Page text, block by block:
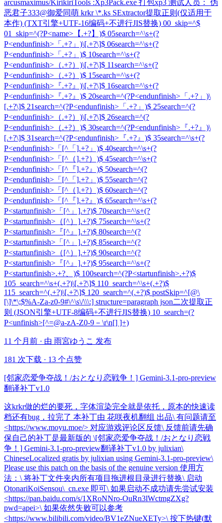
arcusmaximus/KirikiriTools :Xp3Pack.exe 打包xp3 测试人员： 伪
恶君子333@御爱同萌 krkr \*.ks SExtractor提取正则(仅适用于
本作) (TXT引擎+UTF-16编码+不进行JIS替换) 00_skip=^$
01_skip=^(?P<name>【.+?】)$ 05search=^\s+(?
P<endunfinish>「.+?」)\[.+?\]$ 06search=^\s+(?
P<endunfinish>「.+?」)$ 10search=^\s+(?
P<endunfinish>（.+?）)\[.+?\]$ 11search=^\s+(?
P<endunfinish>（.+?）)$ 15search=^\s+(?
P<endunfinish>『.+?』)\[.+?\]$ 16search=^\s+(?
P<endunfinish>『.+?』)$ 20search=^(?P<endunfinish>「.+?」)\
[.+?\]$ 21search=^(?P<endunfinish>「.+?」)$ 25search=^(?
P<endunfinish>（.+?）)\[.+?\]$ 26search=^(?
P<endunfinish>（.+?）)$ 30search=^(?P<endunfinish>『.+?』)\
[.+?\]$ 31search=^(?P<endunfinish>『.+?』)$ 35search=^\s+(?
P<endunfinish>「[^「].+?」)$ 40search=^\s+(?
P<endunfinish>「[^（].+?）)$ 45search=^\s+(?
P<endunfinish>「[^『].+?』)$ 50search=^(?
P<endunfinish>「[^「].+?」)$ 55search=^(?
P<endunfinish>「[^（].+?）)$ 60search=^(?
P<endunfinish>「[^『].+?』)$ 65search=^\s+(?
P<startunfinish>「[^」].+?)$ 70search=^\s+(?
P<startunfinish>（[^）].+?)$ 75search=^\s+(?
P<startunfinish>『[^』].+?)$ 80search=^(?
P<startunfinish>「[^」].+?)$ 85search=^(?
P<startunfinish>（[^）].+?)$ 90search=^(?
P<startunfinish>『[^』].+?)$ 95search=^\s+(?
P<startunfinish>.+?、)$ 100search=^(?P<startunfinish>.+?)$
105_search=^\s+(.+?)\[.+?\]$ 110_search=^\s+(.+?)$
115_search=^(.+?)\[.+?\]$ 120_search=^(.+?)$ postSkip=^[@\
[\]\*\;$%A-Za-z0-9#\^\s\/\\\:] structure=paragraph json二次提取正
则 (JSON引擎+UTF-8编码+不进行JIS替换) 10_search=(?
P<unfinish>[^=@a-zA-Z0-9－\r\n[] ]+)
11 个月前 · 由 雨宮ゆうこ 发布
181 次下载 · 13 个点赞
[邻家恋爱争夺战！/おとなり恋戦争！] Gemini-3.1-pro-preview
翻译补丁v1.0
这krkr做的烂的要死，字体渲染完全就是依托，原本的快速读
档还有bug，拉完了 本补丁由 花咲夜机翻组 出品\ 有问题请至
<https://www.moyu.moe/> 对应游戏评论区反馈\ 反馈前请先确
保自己的补丁是最新版的 \[邻家恋爱争夺战！/おとなり恋戦
争！] Gemini-3.1-pro-preview翻译补丁v1.0 by julixian\
ChineseLocalized gratis by julixian using Gemini-3.1-pro-preview\
Please use this patch on the basis of the genuine version 使用方
法：\ 将补丁文件夹内所有项目拖进根目录进行替换\ 启动
OtonariKoiSensou\_cn.exe 即可\ 如果启动不成功请先尝试安装
<https://pan.baidu.com/s/1XRoNNro-OuRn3lWctmgZXg?
pwd=apei>\ 如果依然失败可以参考
<https://www.bilibili.com/video/BV1eZNueXETy>\ 按下热键(默